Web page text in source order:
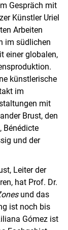
Gespräch mit
Künstler Uriel
Arbeiten
im südlichen
einer globalen,
künstlerische
im
mit
Brust, den
Bénédicte
und der
Leiter der
hat Prof. Dr.
und das
ist noch bis
Gómez ist